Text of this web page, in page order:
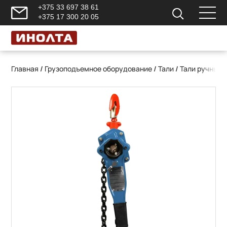
+375 33 697 38 61
+375 17 300 20 05
Главная / Грузоподъемное оборудование /Тали /Тали ручные